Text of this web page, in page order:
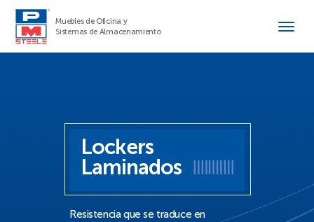
Muebles de Oficina y
Sistemas de Almacenamiento
Lockers
Laminados
Resistencia que se traduce en